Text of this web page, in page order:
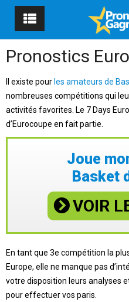
Pronostics
Il existe pour les amateurs de
nombreuses compétitions qui
activités favorites. Le 7 Days
d’Eurocoupe en fait partie.
Joue
Basket
VOIR
En tant que 3e compétition la
Europe, elle ne manque pas
votre disposition leurs analyses
pour effectuer vos paris.